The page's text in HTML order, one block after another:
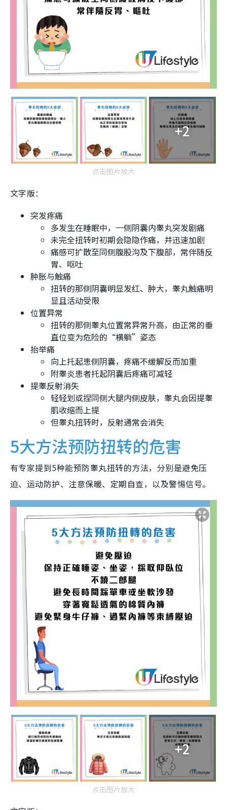
+2
点击图片放大
文字版：
突发疼痛
多发生在睡眠中，一侧阴囊内睾丸突发剧痛
未完全扭转时初期会隐隐作痛，并迅速加剧
痛感可扩散至同侧腹股沟及下腹部，常伴随反
胃、呕吐
肿胀与触痛
扭转的那侧阴囊明显发红、肿大，睾丸触痛明
显且活动受限
位置异常
扭转的那侧睾丸位置常异常升高，由正常的垂
直位变为危险的“横躺”姿态
抬举痛
向上托起患侧阴囊，疼痛不缓解反而加重
附睾炎患者托起阴囊后疼痛可减轻
提睾反射消失
轻轻划或捏同侧大腿内侧皮肤，睾丸会因提睾
肌收缩而上提
但睾丸扭转时，反射通常会消失
5大方法预防扭转的危害
有专家提到5种能预防睾丸扭转的方法，分别是避免压
迫、运动防护、注意保暖、定期自查，以及警惕信号。
+2
点击图片放大